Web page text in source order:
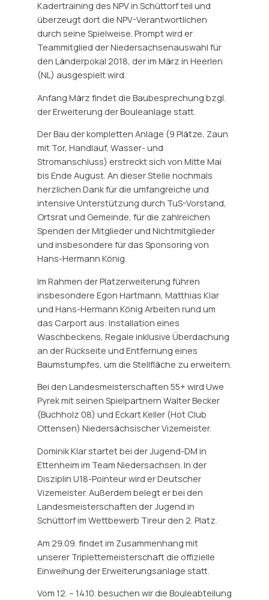
Kadertraining des NPV in Schüttorf teil und
überzeugt dort die NPV-Verantwortlichen
durch seine Spielweise. Prompt wird er
Teammitglied der Niedersachsenauswahl für
den Länderpokal 2018, der im März in Heerlen
(NL) ausgespielt wird.
Anfang März findet die Baubesprechung bzgl.
der Erweiterung der Bouleanlage statt.
Der Bau der kompletten Anlage (9 Plätze, Zaun
mit Tor, Handlauf, Wasser- und
Stromanschluss) erstreckt sich von Mitte Mai
bis Ende August. An dieser Stelle nochmals
herzlichen Dank für die umfangreiche und
intensive Unterstützung durch TuS-Vorstand,
Ortsrat und Gemeinde, für die zahlreichen
Spenden der Mitglieder und Nichtmitglieder
und insbesondere für das Sponsoring von
Hans-Hermann König.
Im Rahmen der Platzerweiterung führen
insbesondere Egon Hartmann, Matthias Klar
und Hans-Hermann König Arbeiten rund um
das Carport aus: Installation eines
Waschbeckens, Regale inklusive Überdachung
an der Rückseite und Entfernung eines
Baumstumpfes, um die Stellfläche zu erweitern.
Bei den Landesmeisterschaften 55+ wird Uwe
Pyrek mit seinen Spielpartnern Walter Becker
(Buchholz 08) und Eckart Keller (Hot Club
Ottensen) Niedersächsischer Vizemeister.
Dominik Klar startet bei der Jugend-DM in
Ettenheim im Team Niedersachsen. In der
Disziplin U18-Pointeur wird er Deutscher
Vizemeister. Außerdem belegt er bei den
Landesmeisterschaften der Jugend in
Schüttorf im Wettbewerb Tireur den 2. Platz.
Am 29.09. findet im Zusammenhang mit
unserer Triplettemeisterschaft die offizielle
Einweihung der Erweiterungsanlage statt.
Vom 12. – 14.10. besuchen wir die Bouleabteilung